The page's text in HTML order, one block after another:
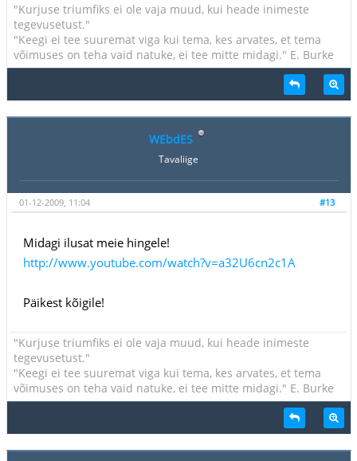
"Kurjuse triumfiks ei ole vaja muud, kui heade inimeste
tegevusetust."
"Keegi ei tee suuremat viga kui tema, kes arvates, et tema
võimuses on teha vaid natuke, ei tee mitte midagi." E. Burke
WEbdES
Tavaliige
#13
01-12-2009, 11:04
Midagi ilusat meie hingele!
http://www.youtube.com/watch?v=a32U6cn2c1A
Päikest kõigile!
"Kurjuse triumfiks ei ole vaja muud, kui heade inimeste
tegevusetust."
"Keegi ei tee suuremat viga kui tema, kes arvates, et tema
võimuses on teha vaid natuke, ei tee mitte midagi." E. Burke